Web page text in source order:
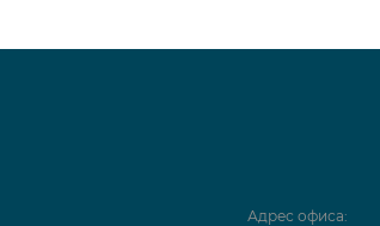
Адрес офиса: